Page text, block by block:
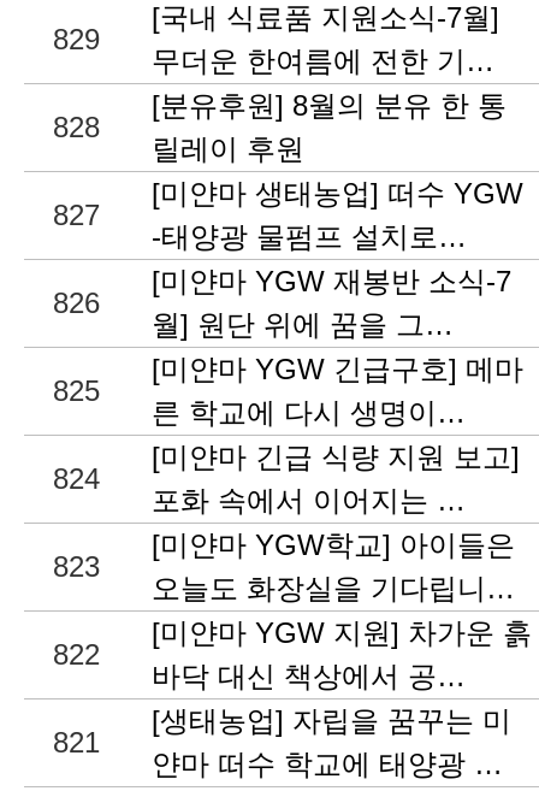
829
[국내 식료품 지원소식-7월]
무더운 한여름에 전한 기…
828
[분유후원] 8월의 분유 한 통
릴레이 후원
827
[미얀마 생태농업] 떠수 YGW
-태양광 물펌프 설치로…
826
[미얀마 YGW 재봉반 소식-7
월] 원단 위에 꿈을 그…
825
[미얀마 YGW 긴급구호] 메마
른 학교에 다시 생명이…
824
[미얀마 긴급 식량 지원 보고]
포화 속에서 이어지는 …
823
[미얀마 YGW학교] 아이들은
오늘도 화장실을 기다립니…
822
[미얀마 YGW 지원] 차가운 흙
바닥 대신 책상에서 공…
821
[생태농업] 자립을 꿈꾸는 미
얀마 떠수 학교에 태양광 …